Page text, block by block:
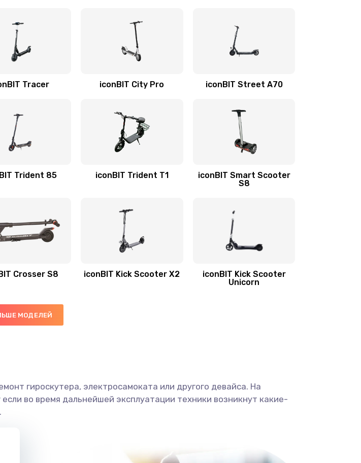
Tracer iconBIT City Pro iconBIT Street A70
Trident 85 iconBIT Trident T1
iconBIT Smart Scooter
S8
Crosser S8 iconBIT Kick Scooter X2
iconBIT Kick Scooter
Unicorn
МОДЕЛЕЙ
гироскутера, электросамоката или другого девайса. На
во время дальнейшей эксплуатации техники возникнут какие-